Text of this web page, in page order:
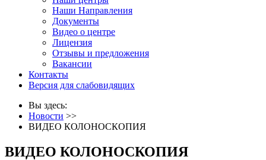
Наши Направления
Документы
Видео о центре
Лицензия
Отзывы и предложения
Вакансии
Контакты
Версия для слабовидящих
Вы здесь:
Новости >>
ВИДЕО КОЛОНОСКОПИЯ
ВИДЕО КОЛОНОСКОПИЯ